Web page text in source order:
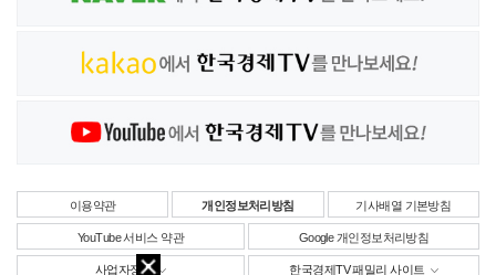
이용약관 개인정보처리방침 기사배열 기본방침
YouTube 서비스 약관 Google 개인정보처리방침
사업자정보 한국경제TV 패밀리 사이트